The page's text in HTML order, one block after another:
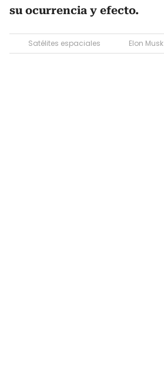
su ocurrencia y efecto.
Satélites espaciales Elon Musk